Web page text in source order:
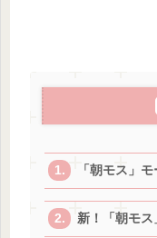
「朝モス」
新！「朝モス